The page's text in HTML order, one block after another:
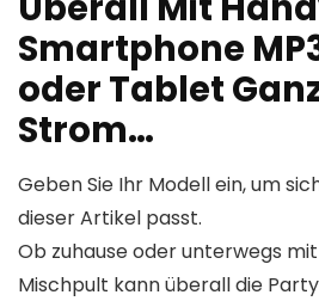
Smartphone
oder Tablet
Strom…
Geben Sie Ihr Modell ein, um
dieser Artikel passt.
Ob zuhause oder unterwegs
Mischpult kann überall die